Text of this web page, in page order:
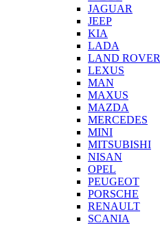
JAGUAR
JEEP
KIA
LADA
LAND ROVER
LEXUS
MAN
MAXUS
MAZDA
MERCEDES
MINI
MITSUBISHI
NISAN
OPEL
PEUGEOT
PORSCHE
RENAULT
SCANIA